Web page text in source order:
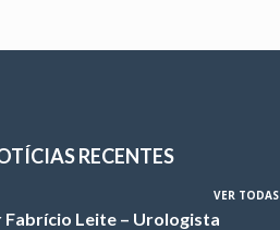
RECENTES
VER TODAS
Fabrício Leite – Urologista